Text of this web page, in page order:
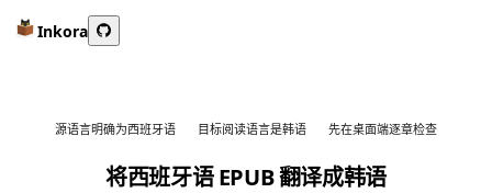
Inkora
源语言明确为西班牙语 目标阅读语言是韩语 先在桌面端逐章检查
将西班牙语 EPUB 翻译成韩语